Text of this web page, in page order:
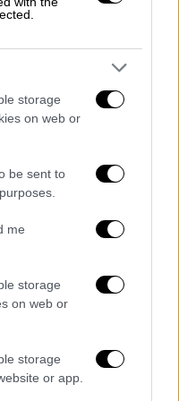
storage
on web or
be sent to
me
storage
on web or
storage
or app.
των πιθήκων
αυτού του ιού
ΠΟΥ Τέντρος
ότι
του αριθμού των
των πιθήκων κατά
επιτροπής
τη
του
υγεία
το υψηλότερο
υγείας,
επιτροπής.